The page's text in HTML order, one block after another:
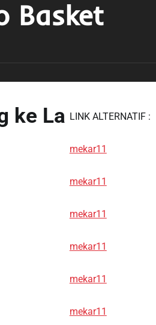
Basket
ke La LINK ALTERNATIF :
mekar11
mekar11
mekar11
mekar11
mekar11
mekar11